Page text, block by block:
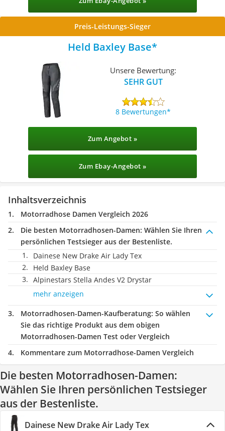
Preis-Leistungs-Sieger
Held Baxley Base
Unsere Bewertung:
SEHR GUT
8 Bewertungen
Zum Angebot »
Zum Ebay-Angebot »
Inhaltsverzeichnis
Motorradhose Damen Vergleich 2026
Die besten Motorradhosen-Damen: Wählen Sie Ihren
persönlichen Testsieger aus der Bestenliste.
Dainese New Drake Air Lady Tex
Held Baxley Base
Alpinestars Stella Andes V2 Drystar
mehr anzeigen
Motorradhosen-Damen-Kaufberatung: So wählen
Sie das richtige Produkt aus dem obigen
Motorradhosen-Damen Test oder Vergleich
Kommentare zum Motorradhose-Damen Vergleich
Die besten Motorradhosen-Damen:
Wählen Sie Ihren persönlichen Testsieger
aus der Bestenliste.
Dainese New Drake Air Lady Tex